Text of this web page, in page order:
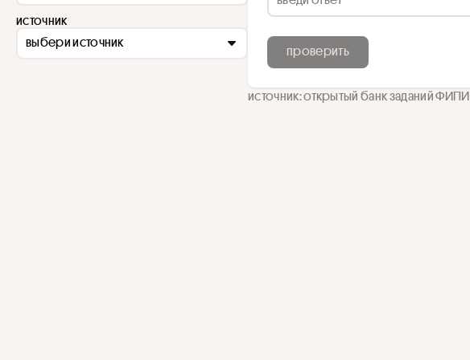
источник
выбери источник
проверить
источник: открытый банк заданий ФИПИ